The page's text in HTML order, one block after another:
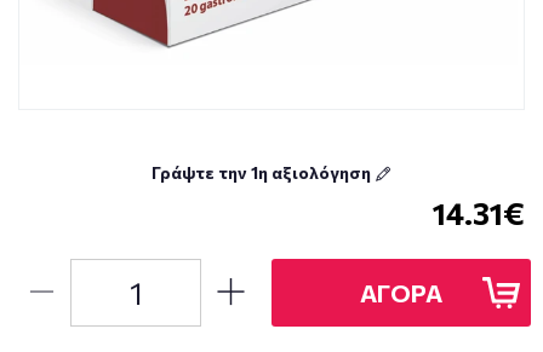
Γράψτε την 1η αξιολόγηση
14.31€
ΑΓΟΡΑ